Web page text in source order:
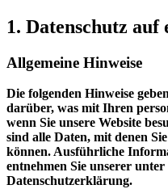
1. Datenschutz
Allgemeine Hinweise
Die folgenden Hinweise
darüber, was mit Ihren
wenn Sie unsere Website
sind alle Daten, mit denen
können. Ausführliche
entnehmen Sie unserer
Datenschutzerklärung.